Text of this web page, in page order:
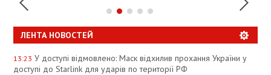
ЛЕНТА НОВОСТЕЙ
13:23 У доступі відмовлено: Маск відхилив прохання України у
доступі до Starlink для ударів по території РФ